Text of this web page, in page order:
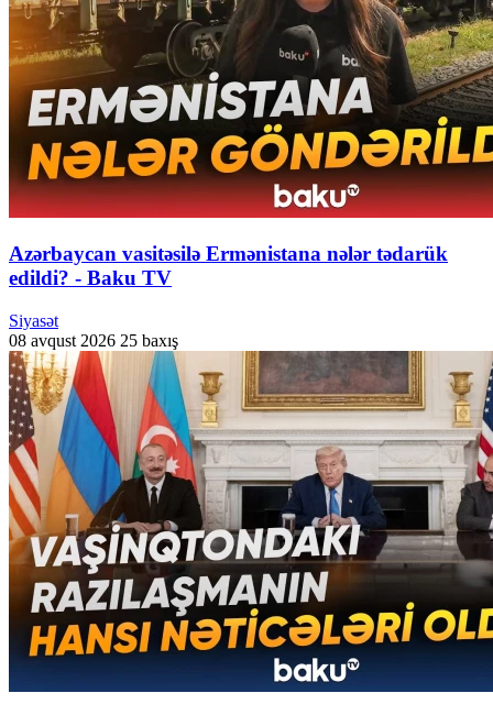
Azərbaycan vasitəsilə Ermənistana nələr tədarük
edildi? - Baku TV
Siyasət
08 avqust 2026 25 baxış